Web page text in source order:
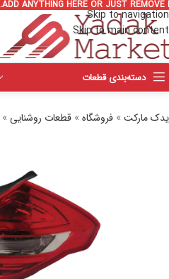
Skip to navigation
Skip to main content
ADD ANYTHING HERE OR JUST REMOVE
دسته‌بندی قطعات
یدک مارکت» فروشگاه» قطعات روشنایی»